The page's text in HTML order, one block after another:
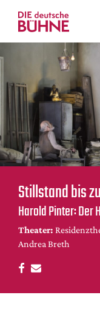
Kritiken
Schauspiel
Musiktheater
Tanz
Crossover
Bühnenwelt
Festivals &
Menschen &
Themen
Internationales
Nachrufe
DdB-map
Stillstand bis
Harold Pinter: Der
Theater:
Andrea Breth